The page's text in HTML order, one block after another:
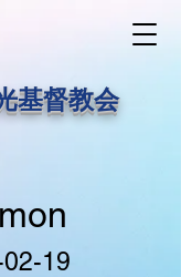
基督教会
19